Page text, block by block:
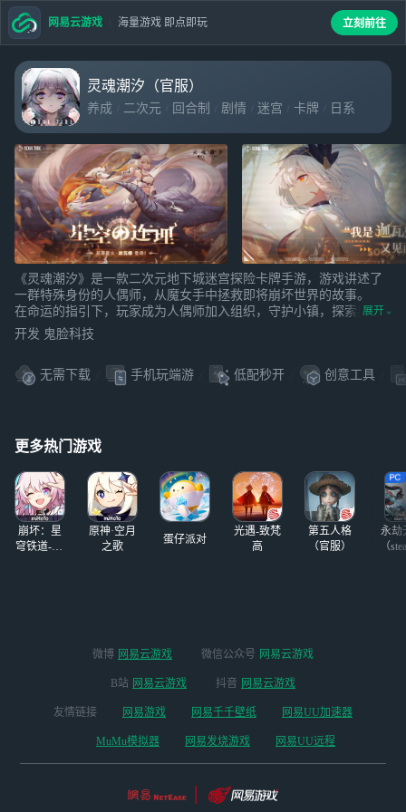
灵魂潮汐（官服）
养成 二次元 回合制 剧情 迷宫 卡牌
日系
《灵魂潮汐》是一款二次元地下城迷宫探险卡牌手游，游戏讲述了
一群特殊身份的人偶师，从魔女手中拯救即将崩坏世界的故事。
在命运的指引下，玩家成为人偶师加入组织，守护小镇，探索异世
界迷宫，揭开世界崩坏的真相，一同化腐朽为神奇。
展开
开发 鬼脸科技
无需下载 手机玩端游 低配秒开 创意工具
更多热门游戏
崩坏：星
穹铁道-4.4
原神·空月
之歌
蛋仔派对
光遇-致梵
高
第五人格
（官服）
永劫
（
网易云游戏 海量游戏 即点即玩 立刻前往
微博 网易云游戏 微信公众号 网易云游戏
B站 网易云游戏 抖音 网易云游戏
友情链接 网易游戏 网易千千壁纸 网易UU加速器
MuMu模拟器 网易发烧游戏 网易UU远程